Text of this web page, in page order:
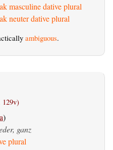
masculine dative plural
neuter dative plural
ambiguous.
129v)
)
ganz
plural